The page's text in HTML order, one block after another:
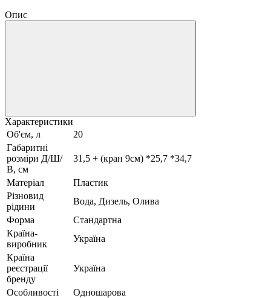
Опис
Характеристики
Об'єм, л
20
Габаритні
розміри Д/Ш/
В, см
31,5 + (кран 9см) *25,7 *34,7
Матеріал
Пластик
Різновид
рідини
Вода, Дизель, Олива
Форма
Стандартна
Країна-
виробник
Україна
Країна
реєстрації
бренду
Україна
Особливості
Одношарова